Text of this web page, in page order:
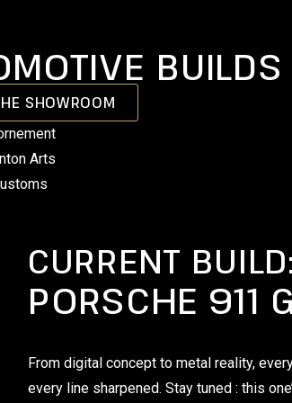
BUILDS
SHOWROOM
CURRENT BUILD:
PORSCHE 911
From digital concept to metal reality,
every line sharpened. Stay tuned : this